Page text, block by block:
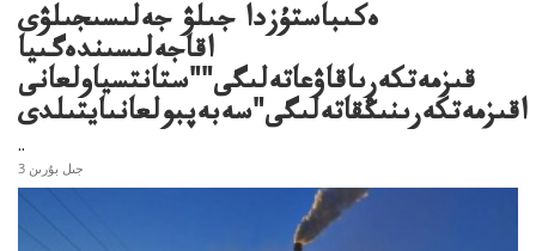
ەكىباستۇزدا جىلۋ جەلىسىجىلۋى
اقاجەلىسىندەگىيا
قىزمەتكەرىاقاۋعاتەلىگى""ستانتسياولعانى
اقىزمەتكەرىنىڭقاتەلىگى"سەبەپبولعانىايتىلدى
..
3 جىل بۇرىن